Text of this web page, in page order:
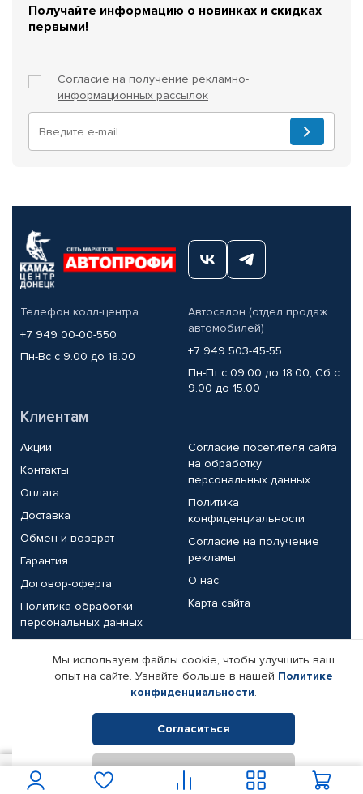
Получайте информацию о новинках и скидках
первыми!
Согласие на получение рекламно-
информационных рассылок
Телефон колл-центра
+7 949 00-00-550
Пн-Вс с 9.00 до 18.00
Автосалон (отдел продаж
автомобилей)
+7 949 503-45-55
Пн-Пт с 09.00 до 18.00, Сб с
9.00 до 15.00
Клиентам
Акции
Контакты
Оплата
Доставка
Обмен и возврат
Гарантия
Договор-оферта
Политика обработки
персональных данных
Согласие посетителя сайта
на обработку
персональных данных
Политика
конфиденциальности
Согласие на получение
рекламы
О нас
Карта сайта
Партнерам
Корпоративным клиентам
Поставщикам
Реквизиты компании
© КАМАЗ ЦЕНТР ДОНЕЦК, 2015-2026. Все права защищены.
Интернет-магазин автомобильных товаров Автопрофи.
Мы используем файлы cookie, чтобы улучшить ваш
опыт на сайте. Узнайте больше в нашей Политике
конфиденциальности.
Согласиться
Отклонить
В корзину